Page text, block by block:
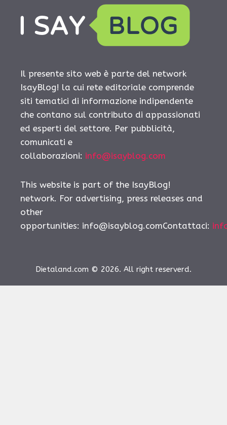
Il presente sito web è parte del network
IsayBlog! la cui rete editoriale comprende
siti tematici di informazione indipendente
che contano sul contributo di appassionati
ed esperti del settore. Per pubblicità,
comunicati e
collaborazioni: info@isayblog.com
This website is part of the IsayBlog!
network. For advertising, press releases and
other
opportunities: info@isayblog.comContattaci:
Dietaland.com © 2026. All right reserverd.